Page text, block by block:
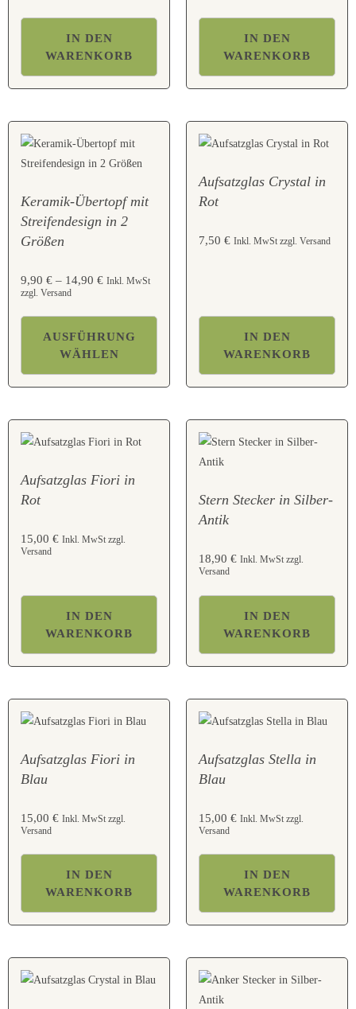
IN DEN
WARENKORB
IN DEN
WARENKORB
Keramik-Übertopf mit
Streifendesign in 2
Größen
9,90 € – 14,90 € Inkl. MwSt
zzgl. Versand
AUSFÜHRUNG
WÄHLEN
Aufsatzglas Crystal in
Rot
7,50 € Inkl. MwSt zzgl. Versand
IN DEN
WARENKORB
Aufsatzglas Fiori in
Rot
15,00 € Inkl. MwSt zzgl.
Versand
IN DEN
WARENKORB
Stern Stecker in Silber-
Antik
18,90 € Inkl. MwSt zzgl.
Versand
IN DEN
WARENKORB
Aufsatzglas Fiori in
Blau
15,00 € Inkl. MwSt zzgl.
Versand
IN DEN
WARENKORB
Aufsatzglas Stella in
Blau
15,00 € Inkl. MwSt zzgl.
Versand
IN DEN
WARENKORB